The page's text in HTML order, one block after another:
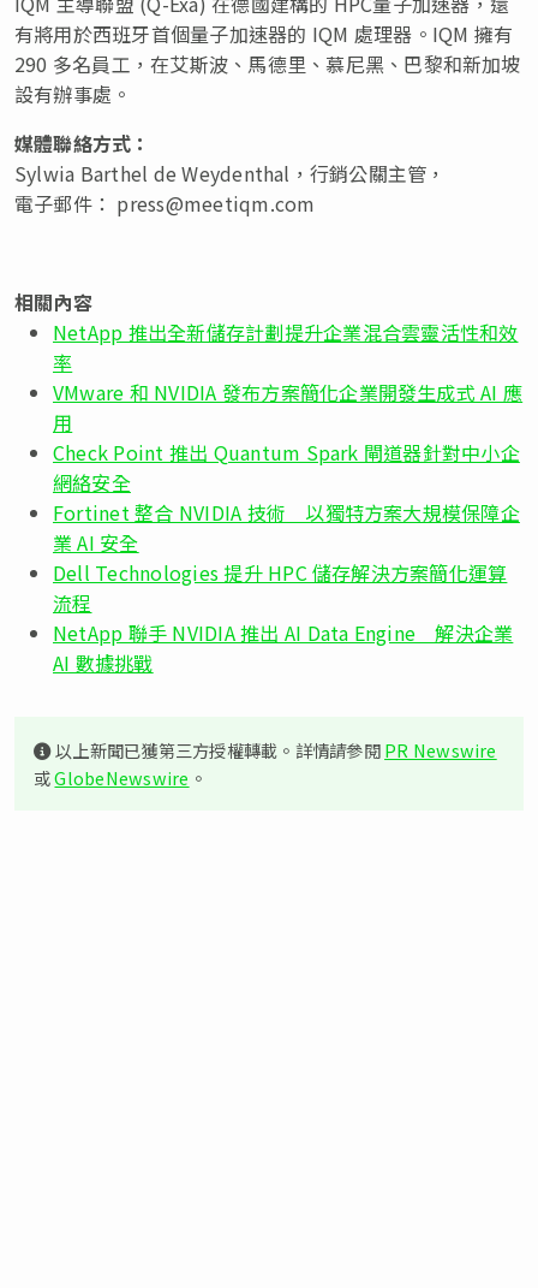
有將用於西班牙首個量子加速器的 IQM 處理器。IQM 擁有
290 多名員工，在艾斯波、馬德里、慕尼黑、巴黎和新加坡
設有辦事處。
媒體聯絡方式：
Sylwia Barthel de Weydenthal，行銷公關主管，
電子郵件： press@meetiqm.com
相關內容
NetApp 推出全新儲存計劃提升企業混合雲靈活性和效
率
VMware 和 NVIDIA 發布方案簡化企業開發生成式 AI 應
用
Check Point 推出 Quantum Spark 閘道器針對中小企
網絡安全
Fortinet 整合 NVIDIA 技術 以獨特方案大規模保障企
業 AI 安全
Dell Technologies 提升 HPC 儲存解決方案簡化運算
流程
NetApp 聯手 NVIDIA 推出 AI Data Engine 解決企業
AI 數據挑戰
以上新聞已獲第三方授權轉載。詳情請參閱PR Newswire
或GlobeNewswire 。